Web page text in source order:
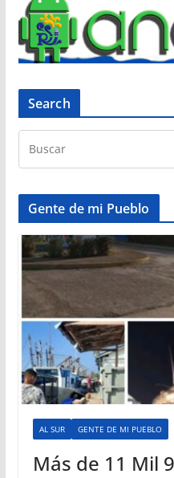
Search
Gente de mi Pueblo
AL SUR GENTE DE MI PUEBLO
Más de 11 Mil